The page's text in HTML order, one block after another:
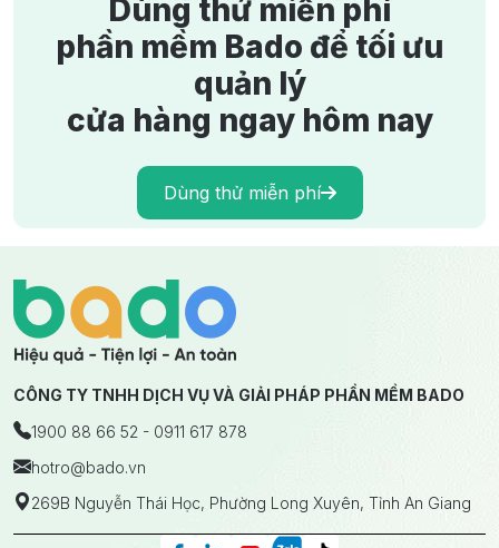
Dùng thử miễn phí
phần mềm Bado để tối ưu
quản lý
cửa hàng ngay hôm nay
Dùng thử miễn phí
CÔNG TY TNHH DỊCH VỤ VÀ GIẢI PHÁP PHẦN MỀM BADO
1900 88 66 52 - 0911 617 878
hotro@bado.vn
269B Nguyễn Thái Học, Phường Long Xuyên, Tỉnh An Giang